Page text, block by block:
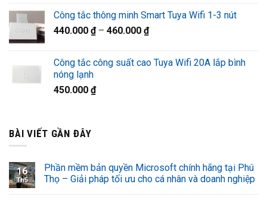
Công tắc thông minh Smart Tuya Wifi 1-3 nút
440.000 ₫– 460.000 ₫
Công tắc công suất cao Tuya Wifi 20A lắp bình
nóng lạnh
450.000 ₫
BÀI VIẾT GẦN ĐÂY
16
Th5
Phần mềm bản quyền Microsoft chính hãng tại Phú
Thọ – Giải pháp tối ưu cho cá nhân và doanh nghiệp